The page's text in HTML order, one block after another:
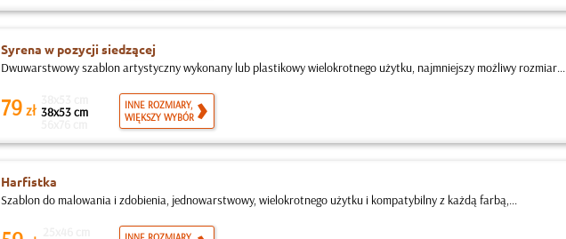
Syrena w pozycji siedzącej
Dwuwarstwowy szablon artystyczny wykonany lub plastikowy wielokrotnego użytku, najmniejszy możliwy rozmiar...
79zł 38x53 cm
INNE ROZMIARY,
WIĘKSZY WYBÓR
Harfistka
Szablon do malowania i zdobienia, jednowarstwowy, wielokrotnego użytku i kompatybilny z każdą farbą,...